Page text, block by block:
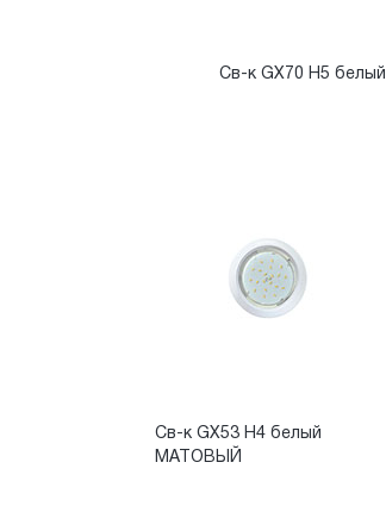
Св-к GX70 H5 белый
Св-к GX53 H4 белый
МАТОВЫЙ